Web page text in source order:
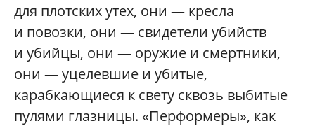
для плотских утех, они — кресла
и повозки, они — свидетели убийств
и убийцы, они — оружие и смертники,
они — уцелевшие и убитые,
карабкающиеся к свету сквозь выбитые
пулями глазницы. «Перформеры», как